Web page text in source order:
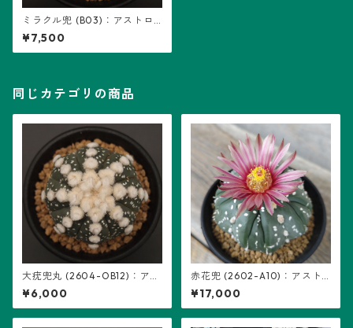
ミラクル兜 (B03)：アストロ
フィツム属 ※実生
¥7,500
同じカテゴリの商品
大疣兜丸 (2604-OB12)：アス
トロフィツム属 ※実生
¥6,000
赤花兜 (2602-A10)：アスト
ロフィツム属 ※実生、五稜+複
稜あり
¥17,000